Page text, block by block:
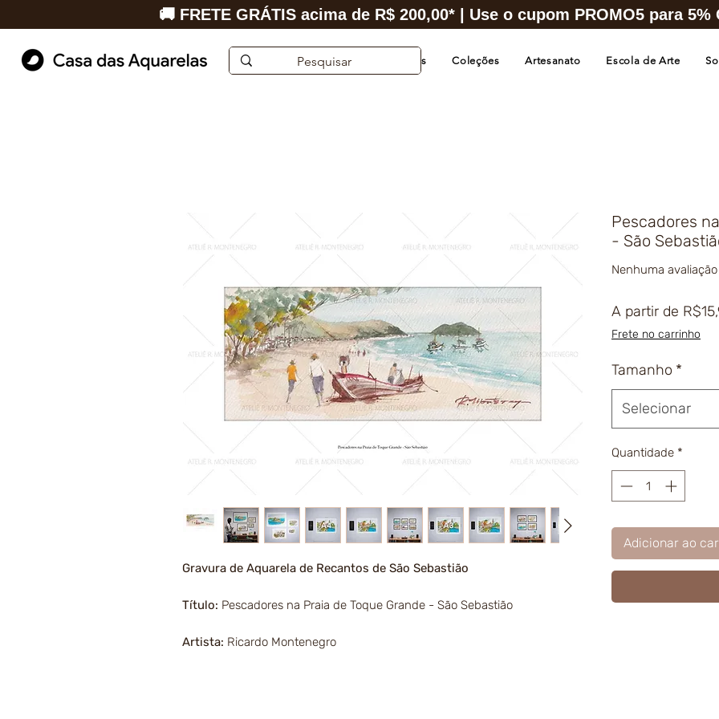
Aquarelas de Cidades Coleções Artesanato Escola de Arte
🚚 FRETE GRÁTIS acima de R$ 200,00* | Use o cupom PROMO5 para
Gravura de Aquarela de Recantos de São Sebastião
Título: Pescadores na Praia de Toque Grande - São Sebastião
Artista: Ricardo Montenegro
Pescadores
- São
Nenhuma avaliação
A partir de
Frete no carrinho
Tamanho *
Selecionar
Quantidade *
Adicionar ao